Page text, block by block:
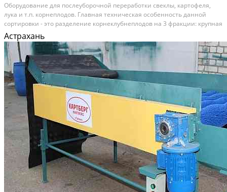
Оборудование для послеуборочной переработки свеклы, картофеля,
лука и т.п. корнеплодов. Главная техническая особенность данной
сортировки - это разделение корнеклубнеплодов на 3 фракции: крупная
товарная, семенная, мелкая, а также трансформация инспекционного
стола в отдельную машину. Назначение...
Астрахань